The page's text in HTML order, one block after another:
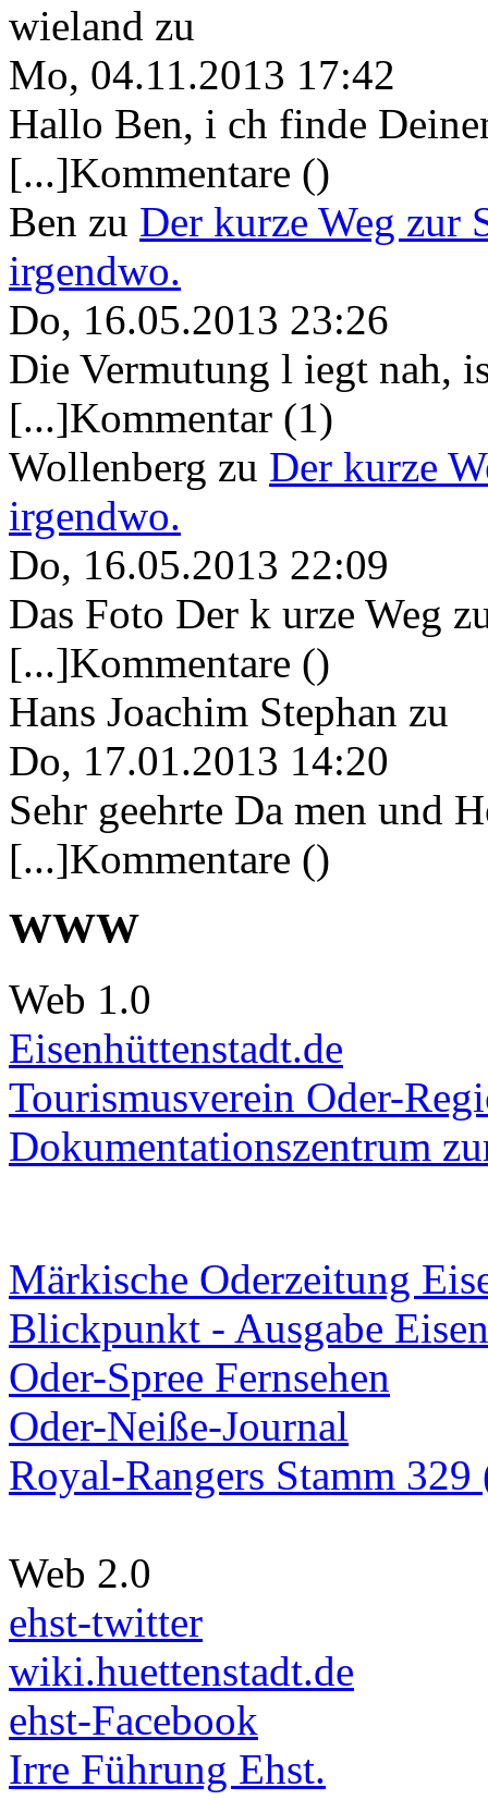
wieland zu
Mo, 04.11.2013 17:42
Hallo Ben, i ch finde
[...]Kommentare ()
Ben zu Der kurze Weg zur
irgendwo.
Do, 16.05.2013 23:26
Die Vermutung l iegt nah,
[...]Kommentar (1)
Wollenberg zu Der kurze
irgendwo.
Do, 16.05.2013 22:09
Das Foto Der k urze Weg
[...]Kommentare ()
Hans Joachim Stephan zu
Do, 17.01.2013 14:20
Sehr geehrte Da men und
[...]Kommentare ()
WWW
Web 1.0
Eisenhüttenstadt.de
Tourismusverein Oder-
Dokumentationszentrum
Märkische Oderzeitung
Blickpunkt - Ausgabe
Oder-Spree Fernsehen
Oder-Neiße-Journal
Royal-Rangers Stamm
Web 2.0
ehst-twitter
wiki.huettenstadt.de
ehst-Facebook
Irre Führung Ehst.